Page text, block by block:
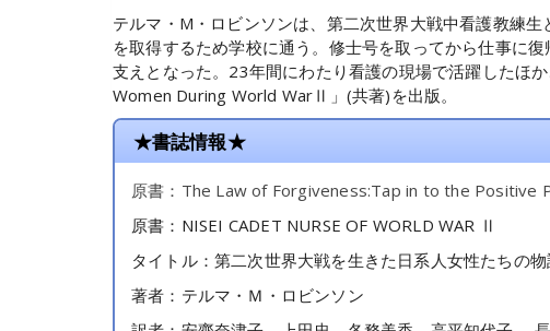
テルマ・M・ロビンソンは、第二次世界大戦中看護教練
を取得するため学校に通う。修士号を取ってから仕事に
支えとなった。23年間にわたり看護の現場で活躍したほ
Women During World WarⅡ」(共著)を出版。
★書誌情報★
原書：The Law of Forgiveness:Tap in to the
原書：NISEI CADET NURSE OF WORLD WAR Ⅱ
タイトル：第二次世界大戦を生きた日系人女性たちの
著者：テルマ・Ｍ・ロビンソン